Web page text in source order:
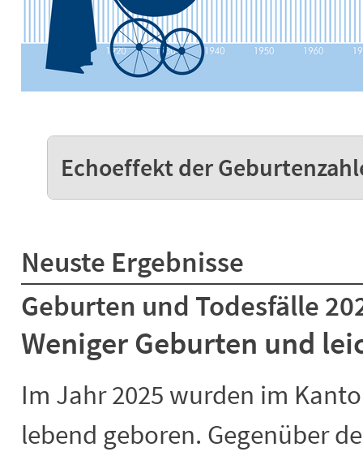
Echoeffekt der
Neuste Ergebnisse
Geburten und Todesfälle
Weniger Geburten und
Im Jahr 2025 wurden im
lebend geboren. Gegenüber